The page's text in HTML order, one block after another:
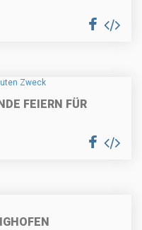
FEIERN FÜR